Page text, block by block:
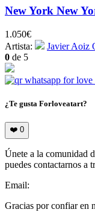
New York New
1.050€
Artista:
Javier Aoiz
0 de 5
¿Te gusta Forloveatart?
❤️ 0
Únete a la comunidad
puedes contactarnos a
Email:
Gracias por confiar en